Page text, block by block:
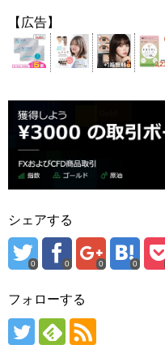
【広告】
シェアする
0 0 0 0
フォローする